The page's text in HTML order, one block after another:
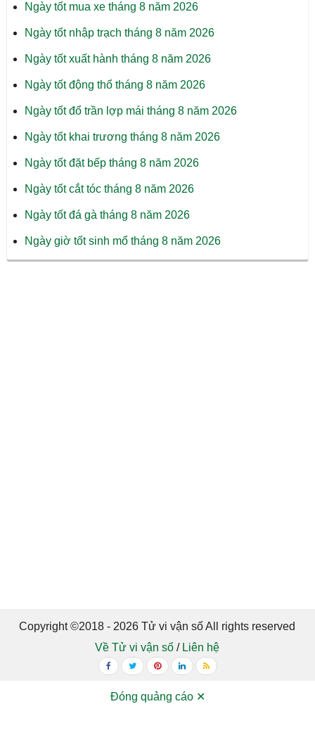
Ngày tốt mua xe tháng 8 năm 2026
Ngày tốt nhập trạch tháng 8 năm 2026
Ngày tốt xuất hành tháng 8 năm 2026
Ngày tốt động thổ tháng 8 năm 2026
Ngày tốt đổ trần lợp mái tháng 8 năm 2026
Ngày tốt khai trương tháng 8 năm 2026
Ngày tốt đặt bếp tháng 8 năm 2026
Ngày tốt cắt tóc tháng 8 năm 2026
Ngày tốt đá gà tháng 8 năm 2026
Ngày giờ tốt sinh mổ tháng 8 năm 2026
Copyright ©2018 - 2026 Tử vi vận số All rights reserved
Về Tử vi vận số / Liên hệ
Đóng quảng cáo ✕